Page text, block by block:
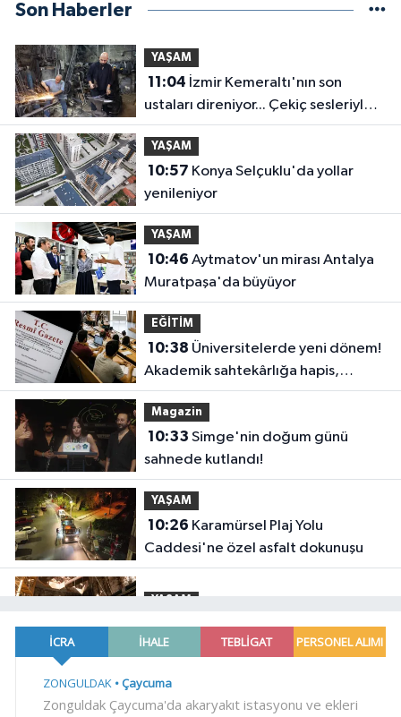
Son Haberler
YAŞAM
11:04
ustaları direniyor... Çekiç sesleriyle
yaşayan miras
YAŞAM
10:57
yenileniyor
YAŞAM
10:46
Muratpaşa'da büyüyor
EĞİTİM
10:38
Akademik sahtekârlığa hapis,
öğrencilere dönüş yolu
Magazin
10:33
sahnede kutlandı!
YAŞAM
10:26
Caddesi'ne özel asfalt dokunuşu
YAŞAM
10:20Buca Metrosu'nda dev adım
10:14 Gülben Ergen'den Yavru